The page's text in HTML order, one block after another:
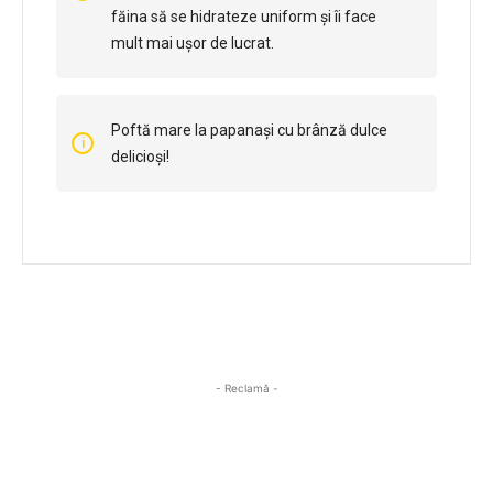
făina să se hidrateze uniform și îi face
mult mai ușor de lucrat.
Poftă mare la papanași cu brânză dulce
delicioși!
- Reclamă -